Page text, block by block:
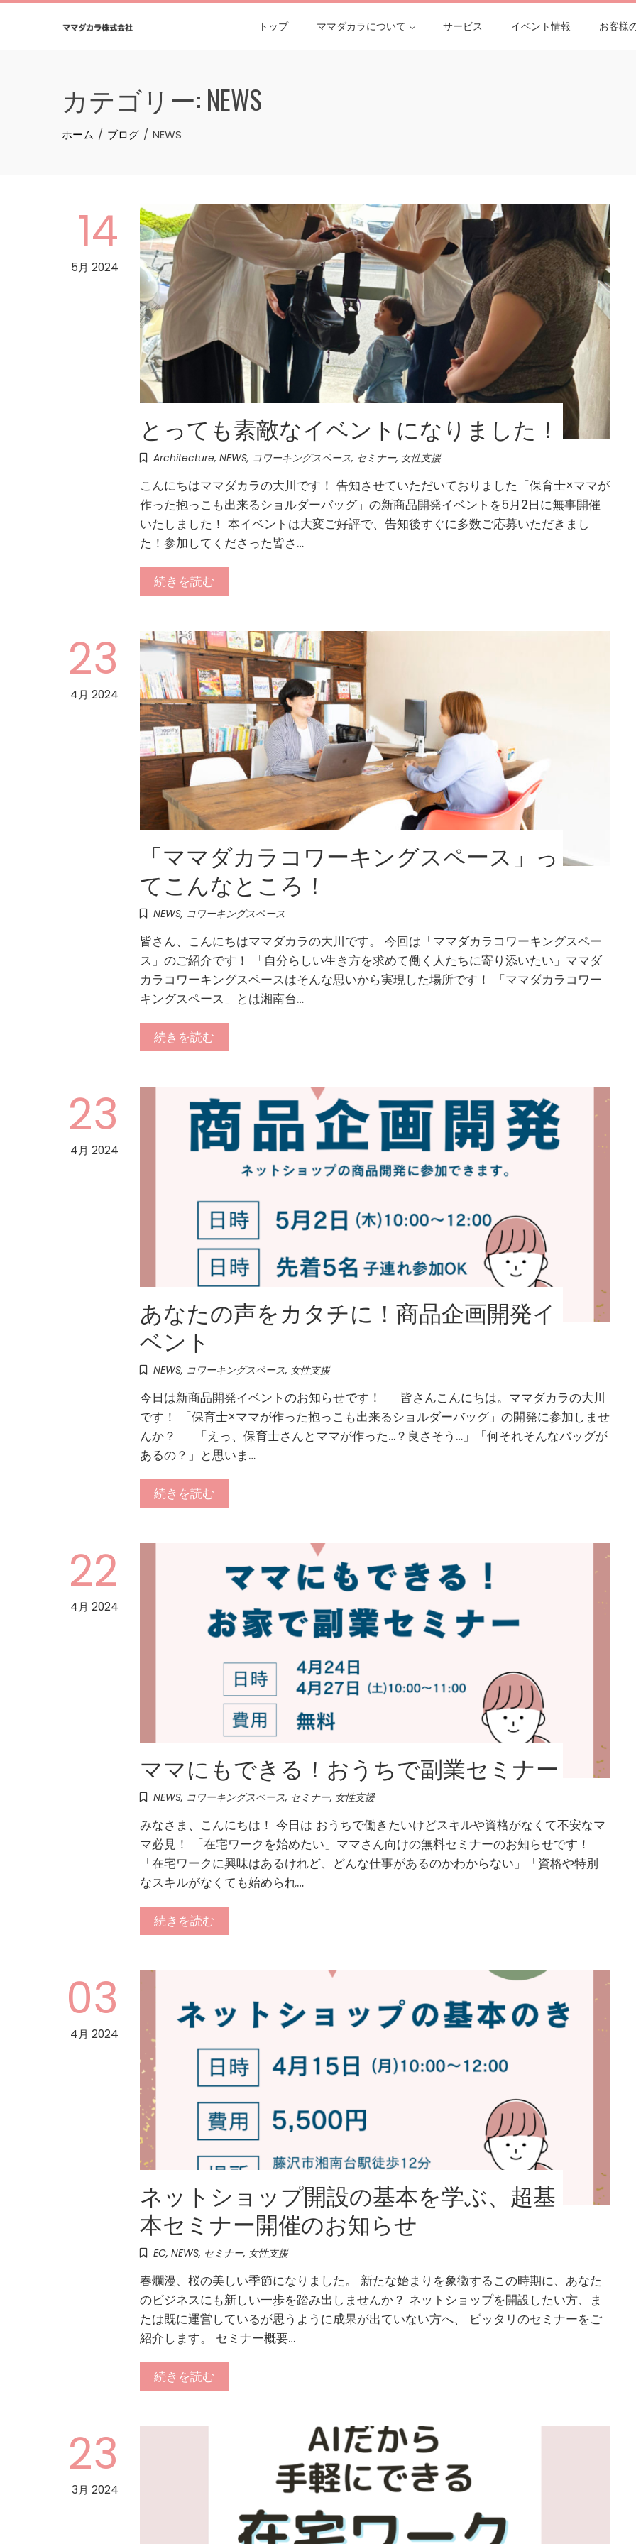
Skip
トップ ママダカラについて サービス イベント情報 お客様
カテゴリー: NEWS
ホーム ブログ NEWS
14
5月 2024
とっても素敵なイベントになりました！
Architecture, NEWS, コワーキングスペース, セミナー, 女性支援
こんにちはママダカラの大川です！ 告知させていただいておりました「保育士×ママが
作った抱っこも出来るショルダーバッグ」の新商品開発イベントを5月2日に無事開催
いたしました！ 本イベントは大変ご好評で、告知後すぐに多数ご応募いただきまし
た！参加してくださった皆さ…
続きを読む
23
4月 2024
「ママダカラコワーキングスペース」っ
てこんなところ！
NEWS, コワーキングスペース
皆さん、こんにちはママダカラの大川です。 今回は「ママダカラコワーキングスペー
ス」のご紹介です！ 「自分らしい生き方を求めて働く人たちに寄り添いたい」ママダ
カラコワーキングスペースはそんな思いから実現した場所です！ 「ママダカラコワー
キングスペース」とは湘南台…
続きを読む
23
4月 2024
あなたの声をカタチに！商品企画開発イ
ベント
NEWS, コワーキングスペース, 女性支援
今日は新商品開発イベントのお知らせです！ 皆さんこんにちは。ママダカラの大川
です！ 「保育士×ママが作った抱っこも出来るショルダーバッグ」の開発に参加しませ
んか？ 「えっ、保育士さんとママが作った…？良さそう…」「何それそんなバッグが
あるの？」と思いま…
続きを読む
22
4月 2024
ママにもできる！おうちで副業セミナー
NEWS, コワーキングスペース, セミナー, 女性支援
みなさま、こんにちは！ 今日は おうちで働きたいけどスキルや資格がなくて不安なマ
マ必見！ 「在宅ワークを始めたい」ママさん向けの無料セミナーのお知らせです！
「在宅ワークに興味はあるけれど、どんな仕事があるのかわからない」「資格や特別
なスキルがなくても始められ…
続きを読む
03
4月 2024
ネットショップ開設の基本を学ぶ、超基
本セミナー開催のお知らせ
EC, NEWS, セミナー, 女性支援
春爛漫、桜の美しい季節になりました。 新たな始まりを象徴するこの時期に、あなた
のビジネスにも新しい一歩を踏み出しませんか？ ネットショップを開設したい方、ま
たは既に運営しているが思うように成果が出ていない方へ、 ピッタリのセミナーをご
紹介します。 セミナー概要…
続きを読む
23
3月 2024